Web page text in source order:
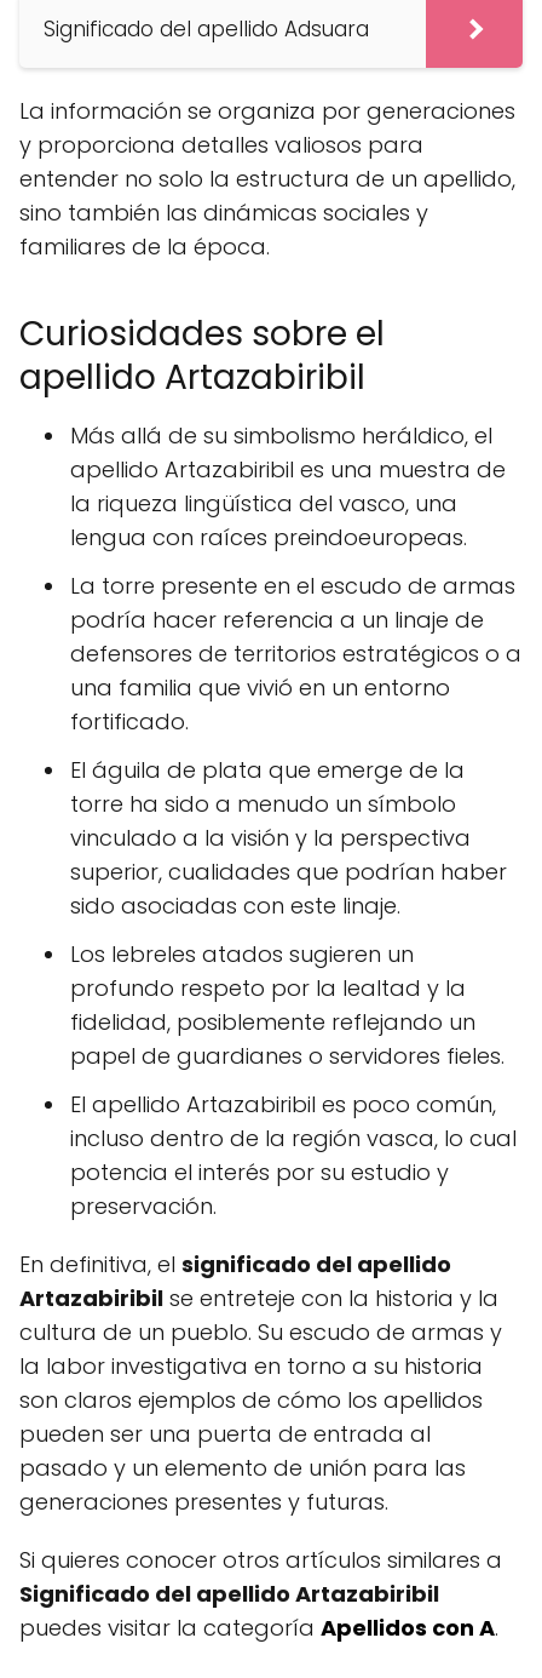
Significado del apellido Adsuara
La información se organiza por generaciones
y proporciona detalles valiosos para
entender no solo la estructura de un apellido,
sino también las dinámicas sociales y
familiares de la época.
Curiosidades sobre el
apellido Artazabiribil
Más allá de su simbolismo heráldico, el
apellido Artazabiribil es una muestra de
la riqueza lingüística del vasco, una
lengua con raíces preindoeuropeas.
La torre presente en el escudo de armas
podría hacer referencia a un linaje de
defensores de territorios estratégicos o a
una familia que vivió en un entorno
fortificado.
El águila de plata que emerge de la
torre ha sido a menudo un símbolo
vinculado a la visión y la perspectiva
superior, cualidades que podrían haber
sido asociadas con este linaje.
Los lebreles atados sugieren un
profundo respeto por la lealtad y la
fidelidad, posiblemente reflejando un
papel de guardianes o servidores fieles.
El apellido Artazabiribil es poco común,
incluso dentro de la región vasca, lo cual
potencia el interés por su estudio y
preservación.
En definitiva, el significado del apellido
Artazabiribil se entreteje con la historia y la
cultura de un pueblo. Su escudo de armas y
la labor investigativa en torno a su historia
son claros ejemplos de cómo los apellidos
pueden ser una puerta de entrada al
pasado y un elemento de unión para las
generaciones presentes y futuras.
Si quieres conocer otros artículos similares a
Significado del apellido Artazabiribil
puedes visitar la categoría Apellidos con A.